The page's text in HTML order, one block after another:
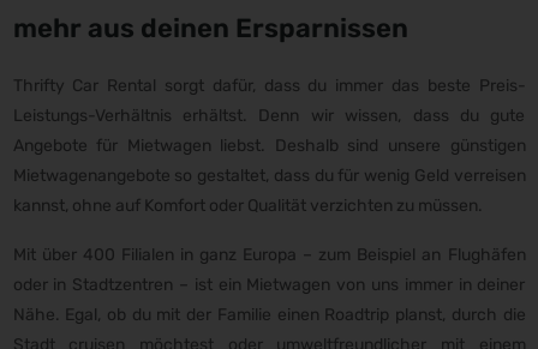
mehr aus deinen Ersparnissen
Thrifty Car Rental sorgt dafür, dass du immer das beste Preis-
Leistungs-Verhältnis erhältst. Denn wir wissen, dass du gute
Angebote für Mietwagen liebst. Deshalb sind unsere günstigen
Mietwagenangebote so gestaltet, dass du für wenig Geld verreisen
kannst, ohne auf Komfort oder Qualität verzichten zu müssen.
Mit über 400 Filialen in ganz Europa – zum Beispiel an Flughäfen
oder in Stadtzentren – ist ein Mietwagen von uns immer in deiner
Nähe. Egal, ob du mit der Familie einen Roadtrip planst, durch die
Stadt cruisen möchtest oder umweltfreundlicher mit einem